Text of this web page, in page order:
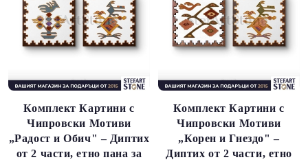
Комплект Картини с
Чипровски Мотиви
„Радост и Обич" – Диптих
от 2 части, етно пана за
Комплект Картини с
Чипровски Мотиви
„Корен и Гнездо" –
Диптих от 2 части, етно